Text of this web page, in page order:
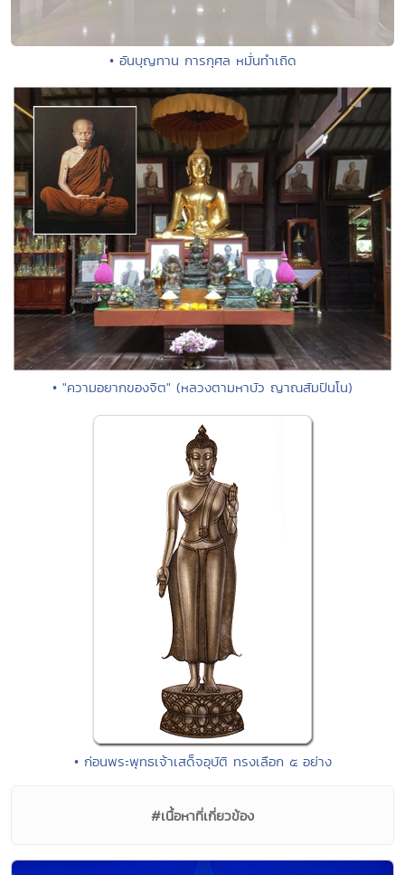
• อันบุญทาน การกุศล หมั่นทำเถิด
• "ความอยากของจิต" (หลวงตามหาบัว ญาณสัมปันโน)
• ก่อนพระพุทธเจ้าเสด็จอุบัติ ทรงเลือก ๕ อย่าง
#เนื้อหาที่เกี่ยวข้อง